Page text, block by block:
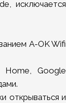
исключается
A-OK Wifi
Google
открываться и